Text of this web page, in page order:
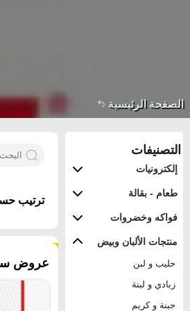
الصفحة الرئيسية
التصنيفات
إلكترونيات
طعام - بقالة
فواكه وخضروات
منتجات الألبان وبيض
حليب و لبن
زبادي و لبنة
جبنة و كريم
ترتيب
عروض